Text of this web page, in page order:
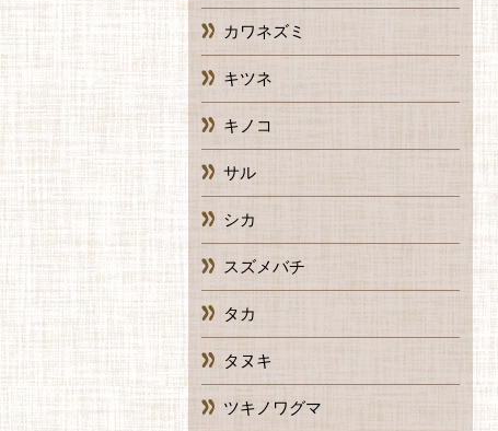
カワネズミ
キツネ
キノコ
サル
シカ
スズメバチ
タカ
タヌキ
ツキノワグマ